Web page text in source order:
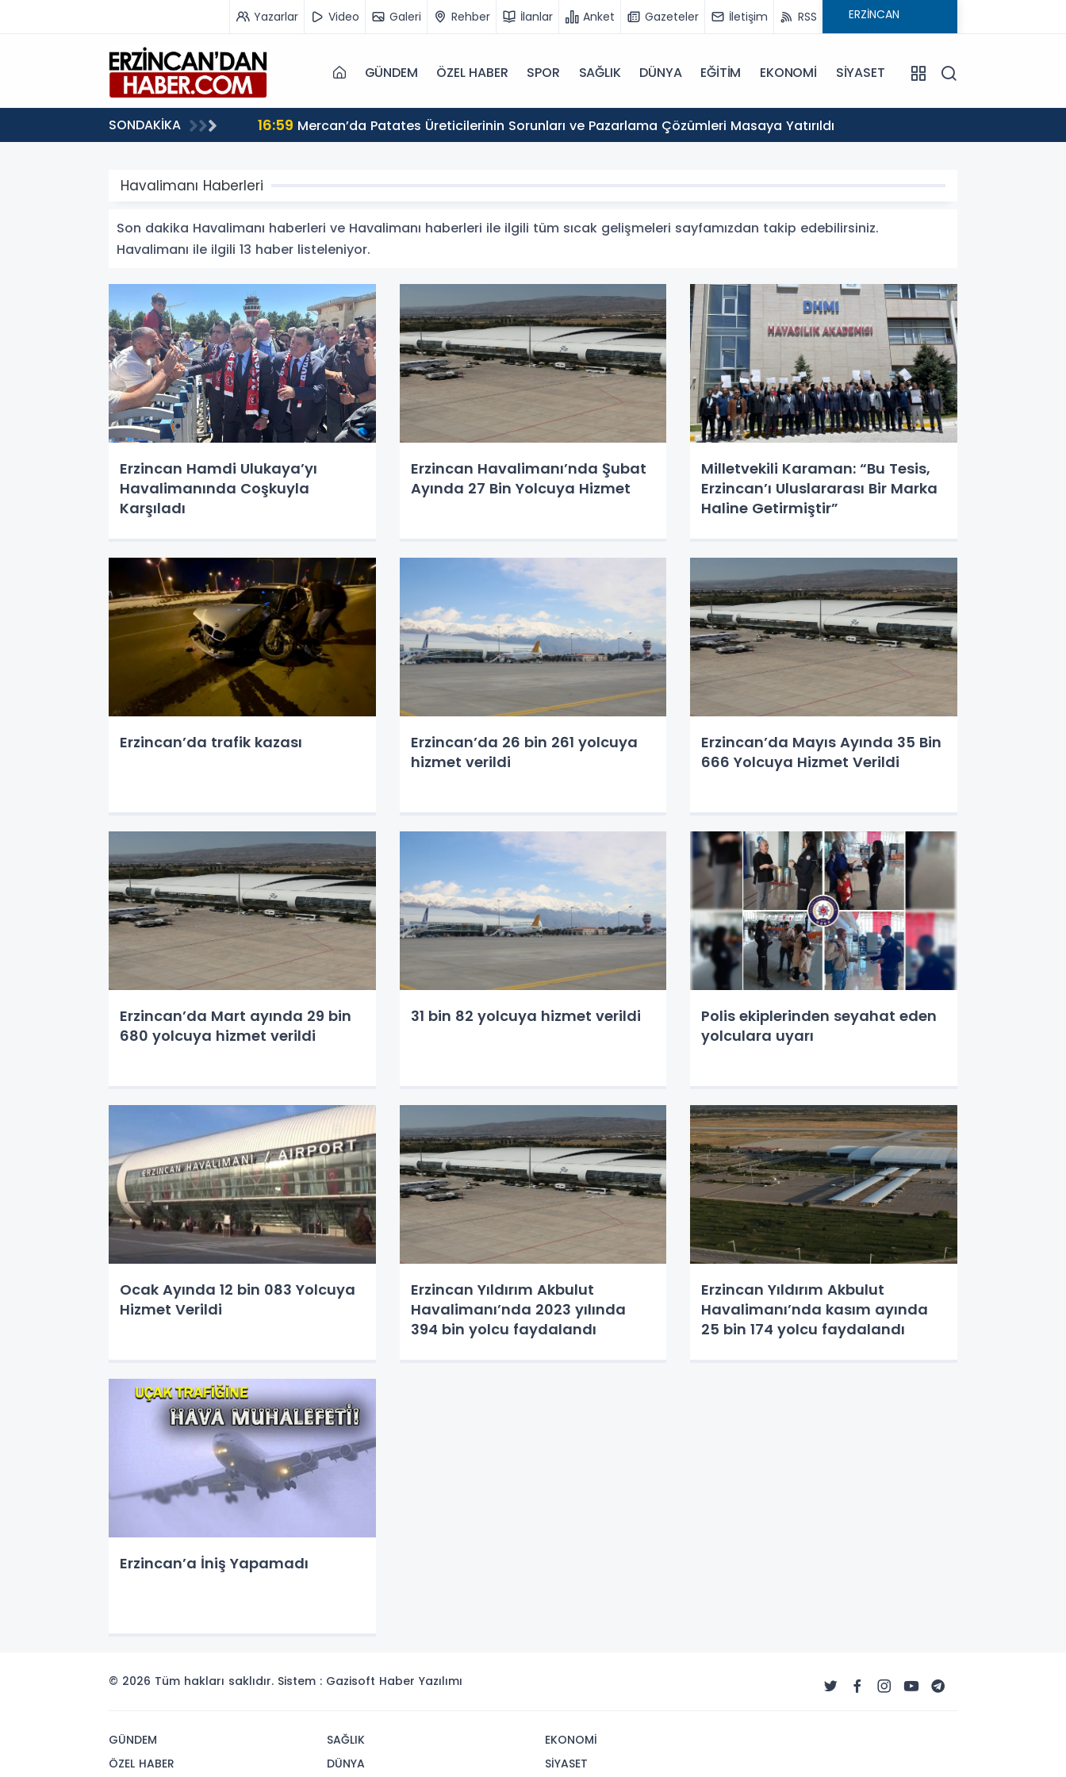
Yazarlar Video Galeri Rehber İlanlar Anket Gazeteler İletişim RSS
GÜNDEM ÖZEL HABER SPOR SAĞLIK DÜNYA EĞİTİM EKONOMİ SİYASET
SONDAKİKA 16:59 Mercan’da Patates Üreticilerinin Sorunları ve Pazarlama Çözümleri Masaya Yatırıldı
Havalimanı Haberleri
Son dakika Havalimanı haberleri ve Havalimanı haberleri ile ilgili tüm sıcak gelişmeleri sayfamızdan takip edebilirsiniz.
Havalimanı ile ilgili 13 haber listeleniyor.
Erzincan Hamdi Ulukaya’yı
Havalimanında Coşkuyla
Karşıladı
Erzincan Havalimanı’nda Şubat
Ayında 27 Bin Yolcuya Hizmet
Milletvekili Karaman: “Bu Tesis,
Erzincan’ı Uluslararası Bir Marka
Haline Getirmiştir”
Erzincan’da trafik kazası
Erzincan’da 26 bin 261 yolcuya
hizmet verildi
Erzincan’da Mayıs Ayında 35 Bin
666 Yolcuya Hizmet Verildi
Erzincan’da Mart ayında 29 bin
680 yolcuya hizmet verildi
31 bin 82 yolcuya hizmet verildi
Polis ekiplerinden seyahat eden
yolculara uyarı
Ocak Ayında 12 bin 083 Yolcuya
Hizmet Verildi
Erzincan Yıldırım Akbulut
Havalimanı’nda 2023 yılında
394 bin yolcu faydalandı
Erzincan Yıldırım Akbulut
Havalimanı’nda kasım ayında
25 bin 174 yolcu faydalandı
Erzincan’a İniş Yapamadı
© 2026 Tüm hakları saklıdır. Sistem : Gazisoft Haber Yazılımı
GÜNDEM
ÖZEL HABER
SAĞLIK
DÜNYA
EKONOMİ
SİYASET